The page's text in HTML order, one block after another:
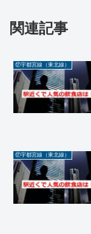
関連記事
⑰宇都宮線（東北線）
⑰宇都宮線（東北線）